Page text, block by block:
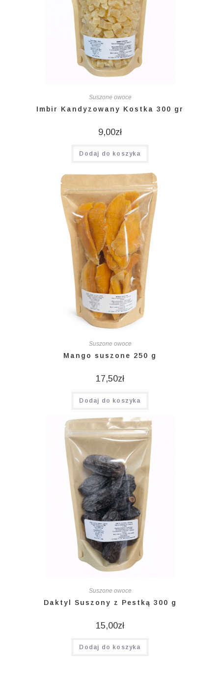
Suszone owoce
Imbir Kandyzowany Kostka 300 gr
9,00zł
Dodaj do koszyka
Suszone owoce
Mango suszone 250 g
17,50zł
Dodaj do koszyka
Suszone owoce
Daktyl Suszony z Pestką 300 g
15,00zł
Dodaj do koszyka